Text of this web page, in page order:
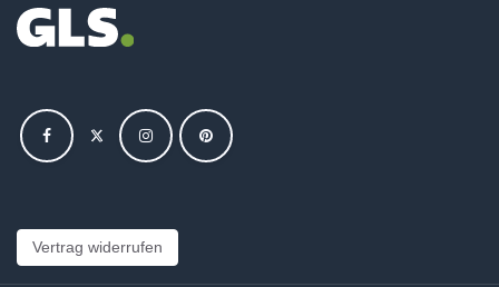
Vertrag widerrufen